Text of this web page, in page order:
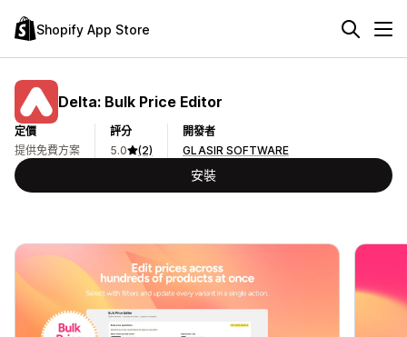
Shopify App Store
Delta: Bulk Price Editor
定價
提供免費方案
評分
5.0
(2)
開發者
GLASIR SOFTWARE
安裝